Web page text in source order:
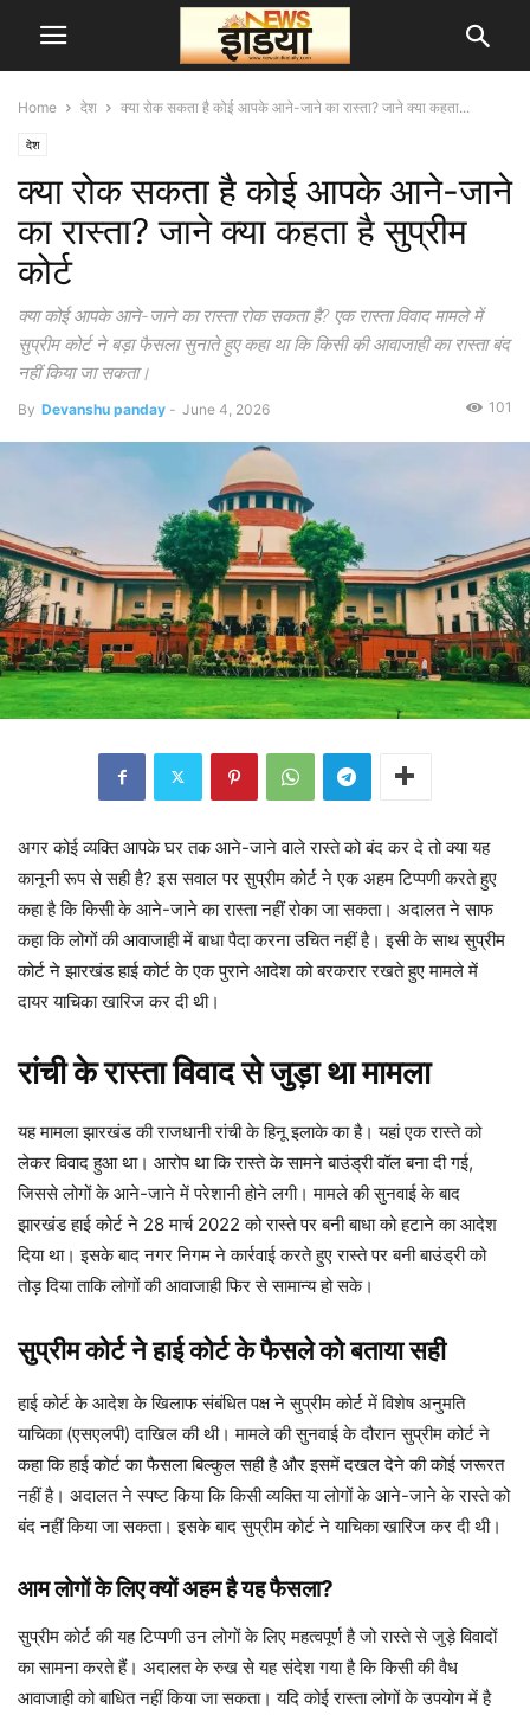
Home देश क्या रोक सकता है कोई आपके आने-जाने का रास्ता? जाने क्या कहता...
देश
क्या रोक सकता है कोई आपके आने-जाने
का रास्ता? जाने क्या कहता है सुप्रीम
कोर्ट
क्या कोई आपके आने-जाने का रास्ता रोक सकता है? एक रास्ता विवाद मामले में
सुप्रीम कोर्ट ने बड़ा फैसला सुनाते हुए कहा था कि किसी की आवाजाही का रास्ता बंद
नहीं किया जा सकता।
By Devanshu panday - June 4, 2026 101
अगर कोई व्यक्ति आपके घर तक आने-जाने वाले रास्ते को बंद कर दे तो क्या यह
कानूनी रूप से सही है? इस सवाल पर सुप्रीम कोर्ट ने एक अहम टिप्पणी करते हुए
कहा है कि किसी के आने-जाने का रास्ता नहीं रोका जा सकता। अदालत ने साफ
कहा कि लोगों की आवाजाही में बाधा पैदा करना उचित नहीं है। इसी के साथ सुप्रीम
कोर्ट ने झारखंड हाई कोर्ट के एक पुराने आदेश को बरकरार रखते हुए मामले में
दायर याचिका खारिज कर दी थी।
रांची के रास्ता विवाद से जुड़ा था मामला
यह मामला झारखंड की राजधानी रांची के हिनू इलाके का है। यहां एक रास्ते को
लेकर विवाद हुआ था। आरोप था कि रास्ते के सामने बाउंड्री वॉल बना दी गई,
जिससे लोगों के आने-जाने में परेशानी होने लगी। मामले की सुनवाई के बाद
झारखंड हाई कोर्ट ने 28 मार्च 2022 को रास्ते पर बनी बाधा को हटाने का आदेश
दिया था। इसके बाद नगर निगम ने कार्रवाई करते हुए रास्ते पर बनी बाउंड्री को
तोड़ दिया ताकि लोगों की आवाजाही फिर से सामान्य हो सके।
सुप्रीम कोर्ट ने हाई कोर्ट के फैसले को बताया सही
हाई कोर्ट के आदेश के खिलाफ संबंधित पक्ष ने सुप्रीम कोर्ट में विशेष अनुमति
याचिका (एसएलपी) दाखिल की थी। मामले की सुनवाई के दौरान सुप्रीम कोर्ट ने
कहा कि हाई कोर्ट का फैसला बिल्कुल सही है और इसमें दखल देने की कोई जरूरत
नहीं है। अदालत ने स्पष्ट किया कि किसी व्यक्ति या लोगों के आने-जाने के रास्ते को
बंद नहीं किया जा सकता। इसके बाद सुप्रीम कोर्ट ने याचिका खारिज कर दी थी।
आम लोगों के लिए क्यों अहम है यह फैसला?
सुप्रीम कोर्ट की यह टिप्पणी उन लोगों के लिए महत्वपूर्ण है जो रास्ते से जुड़े विवादों
का सामना करते हैं। अदालत के रुख से यह संदेश गया है कि किसी की वैध
आवाजाही को बाधित नहीं किया जा सकता। यदि कोई रास्ता लोगों के उपयोग में है